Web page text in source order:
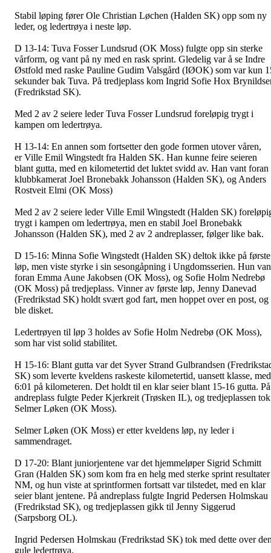
Stabil løping fører Ole Christian Løchen (Halden SK) opp som ny
leder, og ledertrøya i neste løp.
D 13-14: Tuva Fosser Lundsrud (OK Moss) fulgte opp sin sterke
vårform, og vant på ny med en rask sprint. Gledelig var å se Indre
Østfold med raske Pauline Gudim Valsgård (IØOK) som var kun
sekunder bak Tuva. På tredjeplass kom Ingrid Sofie Hox
(Fredrikstad SK).
Med 2 av 2 seiere leder Tuva Fosser Lundsrud foreløpig trygt i
kampen om ledertrøya.
H 13-14: En annen som fortsetter den gode formen utover våren,
er Ville Emil Wingstedt fra Halden SK. Han kunne feire seieren
blant gutta, med en kilometertid det luktet svidd av. Han vant foran
klubbkamerat Joel Bronebakk Johansson (Halden SK), og Anders
Rostveit Elmi (OK Moss)
Med 2 av 2 seiere leder Ville Emil Wingstedt (Halden SK)
trygt i kampen om ledertrøya, men en stabil Joel Bronebakk
Johansson (Halden SK), med 2 av 2 andreplasser, følger like bak.
D 15-16: Minna Sofie Wingstedt (Halden SK) deltok ikke på første
løp, men viste styrke i sin sesongåpning i Ungdomsserien. Hun
foran Emma Aune Jakobsen (OK Moss), og Sofie Holm Nedrebø
(OK Moss) på tredjeplass. Vinner av første løp, Jenny Danevad
(Fredrikstad SK) holdt svært god fart, men hoppet over en post, og
ble disket.
Ledertrøyen til løp 3 holdes av Sofie Holm Nedrebø (OK Moss),
som har vist solid stabilitet.
H 15-16: Blant gutta var det Syver Strand Gulbrandsen
SK) som leverte kveldens raskeste kilometertid, uansett klasse, med
6:01 på kilometeren. Det holdt til en klar seier blant 15-16 gutta. På
andreplass fulgte Peder Kjerkreit (Trøsken IL), og tredjeplassen tok
Selmer Løken (OK Moss).
Selmer Løken (OK Moss) er etter kveldens løp, ny leder i
sammendraget.
D 17-20: Blant juniorjentene var det hjemmeløper Sigrid Schmitt
Gran (Halden SK) som kom fra en helg med sterke sprint
NM, og hun viste at sprintformen fortsatt var tilstedet, med en klar
seier blant jentene. På andreplass fulgte Ingrid Pedersen Holmskau
(Fredrikstad SK), og tredjeplassen gikk til Jenny Siggerud
(Sarpsborg OL).
Ingrid Pedersen Holmskau (Fredrikstad SK) tok med dette over
gule ledertrøya.